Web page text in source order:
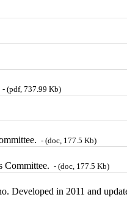
- (pdf, 737.99 Kb)
- (doc, 177.5 Kb)
Committee. - (doc, 177.5 Kb)
Developed in 2011 and